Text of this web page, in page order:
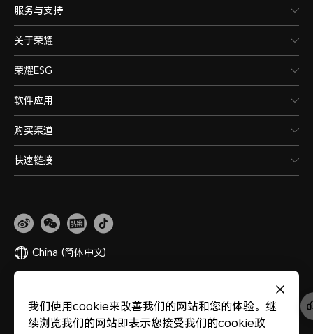
服务与支持
关于荣耀
荣耀ESG
软件应用
购买渠道
快速链接
China (简体中文)
版权所有 © 荣耀终端股份有限公司 2020-2026 保留一切权利。
44030002002883
粤ICP备20047157号
我们使用cookie来改善我们的网站和您的体验。继
续浏览我们的网站即表示您接受我们的cookie政